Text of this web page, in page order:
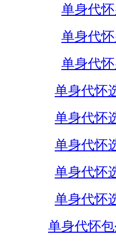
单身代
单身代
单身代
单身代怀
单身代怀
单身代怀
单身代怀
单身代怀
单身代怀